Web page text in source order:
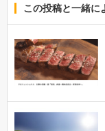
この投稿と一緒に